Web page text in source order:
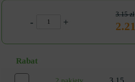
- +
3.15 zł
Rabat